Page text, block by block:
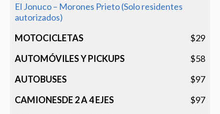
El Jonuco – Morones Prieto (Solo residentes
autorizados)
$29
$58
$97
$97